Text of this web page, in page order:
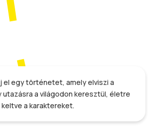
el egy történetet, amely elviszi a
a világodon keresztül, életre
keltve a karaktereket.